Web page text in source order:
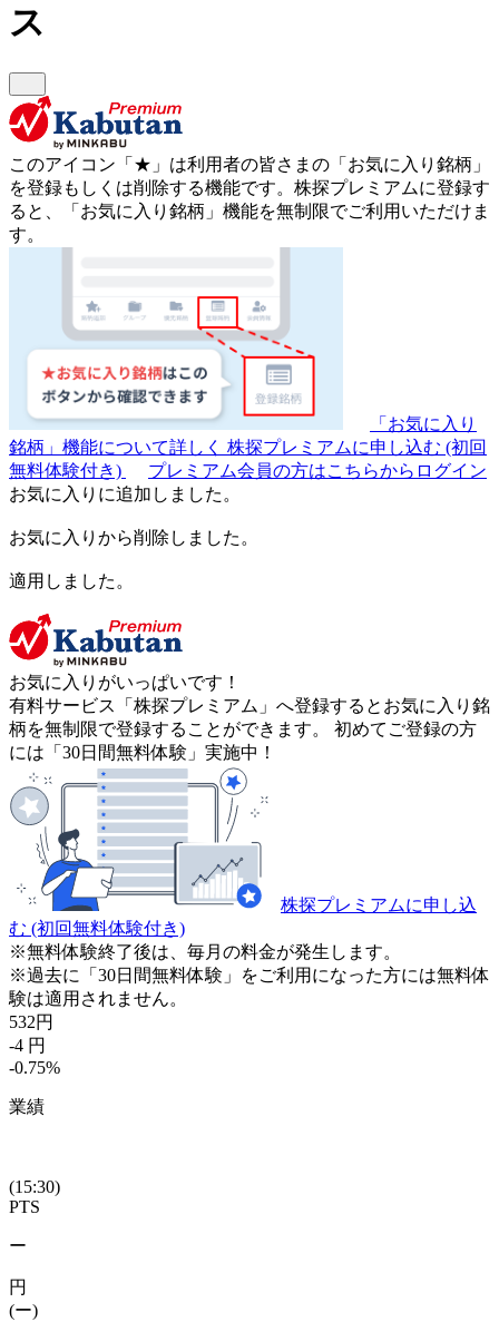
ス
このアイコン 「★」 は利用者の皆さまの 「お気に入り銘柄」
を登録もしくは削除する機能です。 株探プレミアムに登録す
ると、「お気に入り銘柄」機能を無制限でご利用いただけま
す。
「お気に入り
銘柄」機能について詳しく 株探プレミアムに申し込む (初回
無料体験付き)
プレミアム会員の方はこちらからログイン
お気に入りに追加しました。
お気に入りから削除しました。
適用しました。
お気に入りがいっぱいです！
有料サービス「株探プレミアム」へ登録するとお気に入り銘
柄を無制限で登録することができます。 初めてご登録の方
には「30日間無料体験」実施中！
株探プレミアムに申し込
む (初回無料体験付き)
※無料体験終了後は、毎月の料金が発生します。
※過去に「30日間無料体験」をご利用になった方には無料体
験は適用されません。
532円
-4 円
-0.75%
業績
(15:30)
PTS
ー
円
(ー)